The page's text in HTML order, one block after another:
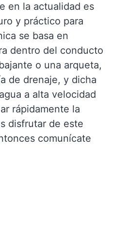
en la actualidad es
y práctico para
se basa en
dentro del conducto
o una arqueta,
de drenaje, y dicha
a alta velocidad
rápidamente la
disfrutar de este
comunícate